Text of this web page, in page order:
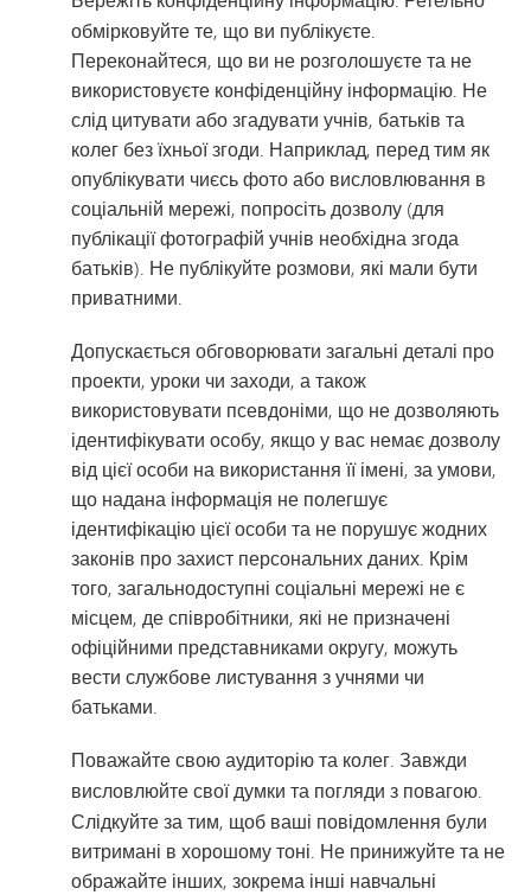
обмірковуйте те, що ви публікуєте.
Переконайтеся, що ви не розголошуєте та не
використовуєте конфіденційну інформацію. Не
слід цитувати або згадувати учнів, батьків та
колег без їхньої згоди. Наприклад, перед тим як
опублікувати чиєсь фото або висловлювання в
соціальній мережі, попросіть дозволу (для
публікації фотографій учнів необхідна згода
батьків). Не публікуйте розмови, які мали бути
приватними.
Допускається обговорювати загальні деталі про
проекти, уроки чи заходи, а також
використовувати псевдоніми, що не дозволяють
ідентифікувати особу, якщо у вас немає дозволу
від цієї особи на використання її імені, за умови,
що надана інформація не полегшує
ідентифікацію цієї особи та не порушує жодних
законів про захист персональних даних. Крім
того, загальнодоступні соціальні мережі не є
місцем, де співробітники, які не призначені
офіційними представниками округу, можуть
вести службове листування з учнями чи
батьками.
Поважайте свою аудиторію та колег. Завжди
висловлюйтесвоїдумки та погляди з повагою.
Слідкуйте за тим, щоб ваші повідомлення були
витримані в хорошому тоні. Не принижуйте та не
ображайте інших, зокрема інші навчальні